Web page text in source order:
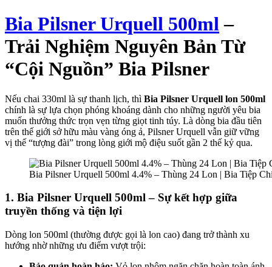
Bia Pilsner Urquell 500ml–
Trải Nghiệm Nguyên Bản Từ
“Cội Nguồn” Bia Pilsner
Nếu chai 330ml là sự thanh lịch, thì Bia Pilsner Urquell lon 500ml
chính là sự lựa chọn phóng khoáng dành cho những người yêu bia
muốn thưởng thức trọn vẹn từng giọt tinh túy. Là dòng bia đầu tiên
trên thế giới sở hữu màu vàng óng ả, Pilsner Urquell vẫn giữ vững
vị thế “tượng đài” trong lòng giới mộ điệu suốt gần 2 thế kỷ qua.
Bia Pilsner Urquell 500ml 4.4% – Thùng 24 Lon | Bia Tiệp
1. Bia Pilsner Urquell 500ml – Sự kết hợp giữa
truyền thống và tiện lợi
Dòng lon 500ml (thường được gọi là lon cao) đang trở thành xu
hướng nhờ những ưu điểm vượt trội: